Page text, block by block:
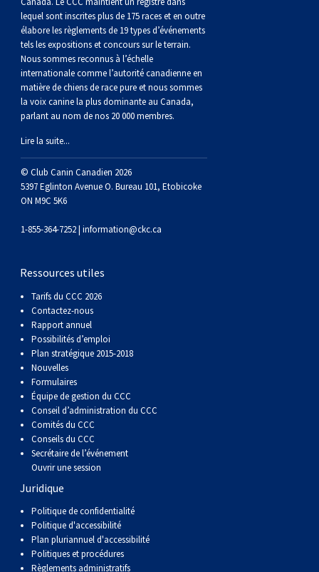
lequel sont inscrites plus de 175 races et en outre
élabore les règlements de 19 types d’événements
tels les expositions et concours sur le terrain.
Nous sommes reconnus à l’échelle
internationale comme l’autorité canadienne en
matière de chiens de race pure et nous sommes
la voix canine la plus dominante au Canada,
parlant au nom de nos 20 000 membres.
Lire la suite...
© Club Canin Canadien 2026
5397 Eglinton Avenue O. Bureau 101, Etobicoke
ON M9C 5K6
1-855-364-7252 | information@ckc.ca
Ressources utiles
Tarifs du CCC 2026
Contactez-nous
Rapport annuel
Possibilités d’emploi
Plan stratégique 2015-2018
Nouvelles
Formulaires
Équipe de gestion du CCC
Conseil d’administration du CCC
Comités du CCC
Conseils du CCC
Secrétaire de l’événement
Ouvrir une session
Juridique
Politique de confidentialité
Politique d'accessibilité
Plan pluriannuel d'accessibilité
Politiques et procédures
Règlements administratifs